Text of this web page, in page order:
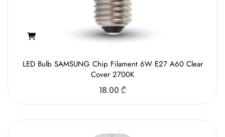
LED Bulb SAMSUNG Chip Filament 6W E27 A60 Clear
Cover 2700K
18.00 ₾